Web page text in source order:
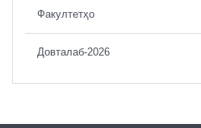
Факултетҳо
Довталаб-2026